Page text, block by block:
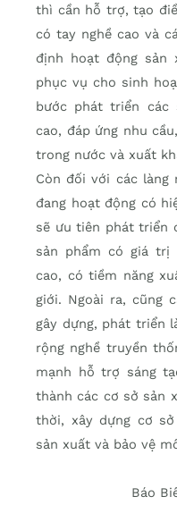
thì cần hỗ trợ, tạo
có tay nghề cao và
định hoạt động sản
phục vụ cho sinh
bước phát triển
cao, đáp ứng nhu
trong nước và xuất
Còn đối với các làng
đang hoạt động có
sẽ ưu tiên phát triển
sản phẩm có giá trị
cao, có tiềm năng
giới. Ngoài ra, cũng
gây dựng, phát triển
rộng nghề truyền
mạnh hỗ trợ sáng
thành các cơ sở sản
thời, xây dựng cơ
sản xuất và bảo vệ
Báo